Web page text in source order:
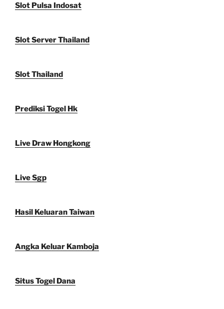
Slot Pulsa Indosat
Slot Server Thailand
Slot Thailand
Prediksi Togel Hk
Live Draw Hongkong
Live Sgp
Hasil Keluaran Taiwan
Angka Keluar Kamboja
Situs Togel Dana